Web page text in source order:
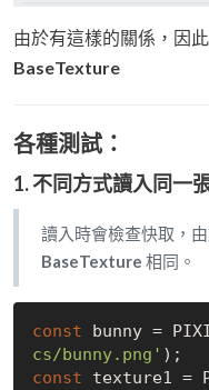
由於有這樣的關係，因此
BaseTexture
各種測試：
1. 不同方式讀入同一
讀入時會檢查快取，
BaseTexture 相同。
const bunny =
cs/bunny.png'
const texture1 =